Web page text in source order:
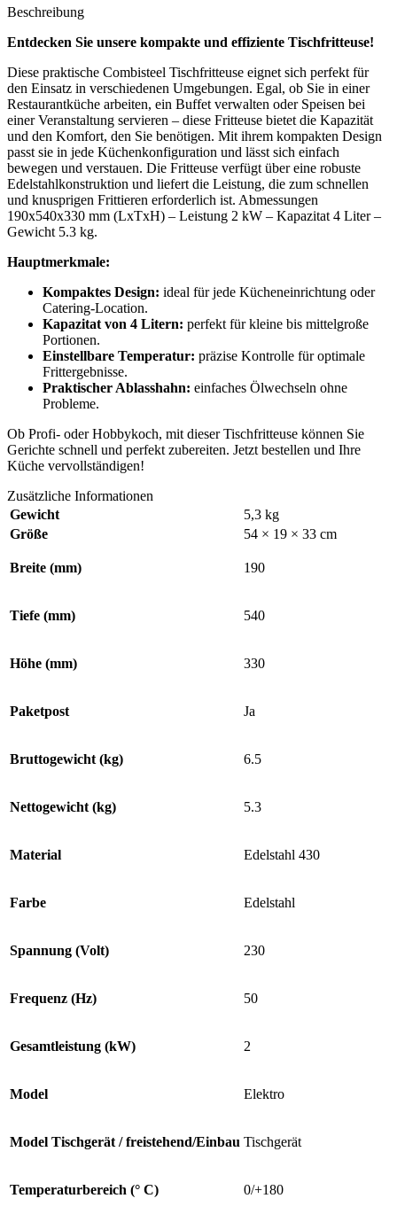
Beschreibung
Entdecken Sie unsere kompakte und effiziente Tischfritteuse!
Diese praktische Combisteel Tischfritteuse eignet sich perfekt für
den Einsatz in verschiedenen Umgebungen. Egal, ob Sie in einer
Restaurantküche arbeiten, ein Buffet verwalten oder Speisen bei
einer Veranstaltung servieren – diese Fritteuse bietet die Kapazität
und den Komfort, den Sie benötigen. Mit ihrem kompakten Design
passt sie in jede Küchenkonfiguration und lässt sich einfach
bewegen und verstauen. Die Fritteuse verfügt über eine robuste
Edelstahlkonstruktion und liefert die Leistung, die zum schnellen
und knusprigen Frittieren erforderlich ist. Abmessungen
190x540x330 mm (LxTxH) – Leistung 2 kW – Kapazitat 4 Liter –
Gewicht 5.3 kg.
Hauptmerkmale:
Kompaktes Design: ideal für jede Kücheneinrichtung oder
Catering-Location.
Kapazitat von 4 Litern: perfekt für kleine bis mittelgroße
Portionen.
Einstellbare Temperatur: präzise Kontrolle für optimale
Frittergebnisse.
Praktischer Ablasshahn: einfaches Ölwechseln ohne
Probleme.
Ob Profi- oder Hobbykoch, mit dieser Tischfritteuse können Sie
Gerichte schnell und perfekt zubereiten. Jetzt bestellen und Ihre
Küche vervollständigen!
Zusätzliche Informationen
Gewicht
5,3 kg
Größe
54 × 19 × 33 cm
Breite (mm) 190
Tiefe (mm) 540
Höhe (mm) 330
Paketpost Ja
Bruttogewicht (kg) 6.5
Nettogewicht (kg) 5.3
Material Edelstahl 430
Farbe Edelstahl
Spannung (Volt) 230
Frequenz (Hz) 50
Gesamtleistung (kW) 2
Model Elektro
Model Tischgerät / freistehend/Einbau Tischgerät
Temperaturbereich (° C) 0/+180